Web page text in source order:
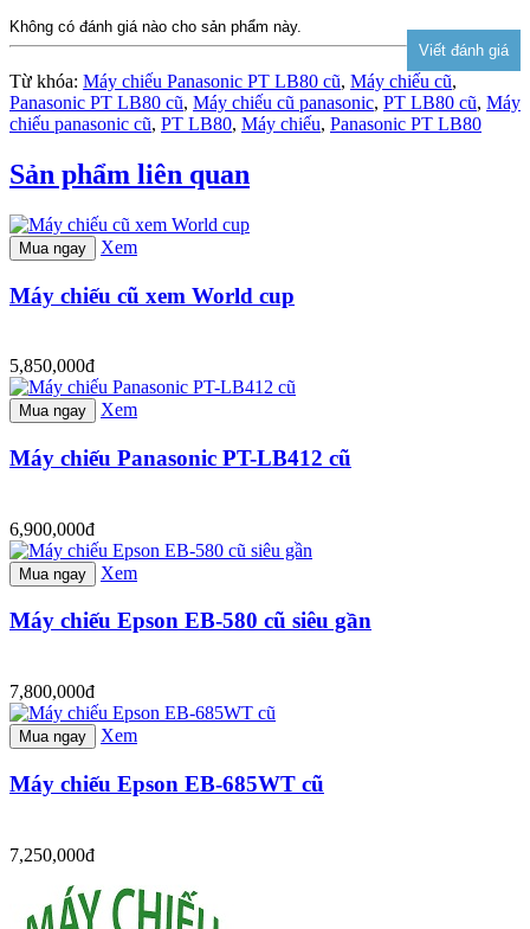
Không có đánh giá nào cho sản phẩm này.
Từ khóa: Máy chiếu Panasonic PT LB80 cũ, Máy chiếu cũ,
Panasonic PT LB80 cũ, Máy chiếu cũ panasonic, PT LB80 cũ, Máy
chiếu panasonic cũ, PT LB80, Máy chiếu, Panasonic PT LB80
Sản phẩm liên quan
Mua ngay Xem
Máy chiếu cũ xem World cup
5,850,000đ
Mua ngay Xem
Máy chiếu Panasonic PT-LB412 cũ
6,900,000đ
Mua ngay Xem
Máy chiếu Epson EB-580 cũ siêu gần
7,800,000đ
Mua ngay Xem
Máy chiếu Epson EB-685WT cũ
7,250,000đ